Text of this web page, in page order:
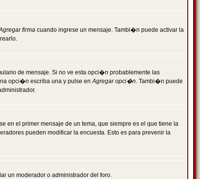
firma cuando ingrese un mensaje. Tambi�n puede activar la
de mensaje. Si no ve esta opci�n probablemente las
opci�n escriba una y pulse enAgregar opci�n. Tambi�n puede
en el primer mensaje de un tema, que siempre es el que tiene la
pueden modificar la encuesta. Esto es para prevenir la
un moderador o administrador del foro.